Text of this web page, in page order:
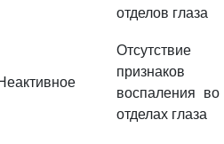
отделов глаза
Отсутствие
признаков
воспаления во
отделах глаза